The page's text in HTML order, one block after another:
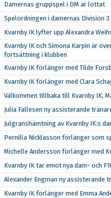
Damernas gruppspel i DM är lottat
Spelordningen i damernas Division
Kvarnby IK lyfter upp Alexandra
Kvarnby IK och Simona Karpin är
fortsättning i klubben
Kvarnby IK förlänger med Tilde
Kvarnby IK förlänger med Clara
Välkommen tillbaka till Kvarnby IK,
Julia Fallesen ny assisterande
Julgranshämtning av Kvarnby IK:s
Pernilla Nicklasson förlänger som
Michelle Andersson förlänger med
Kvarnby IK tar emot nya dam- och
Alexander Engman ny assisterande
Kvarnby IK förlänger med Emma